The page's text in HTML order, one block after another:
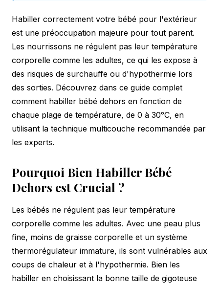
Habiller correctement votre bébé pour l'extérieur
est une préoccupation majeure pour tout parent.
Les nourrissons ne régulent pas leur température
corporelle comme les adultes, ce qui les expose à
des risques de surchauffe ou d'hypothermie lors
des sorties. Découvrez dans ce guide complet
comment habiller bébé dehors en fonction de
chaque plage de température, de 0 à 30°C, en
utilisant la technique multicouche recommandée par
les experts.
Pourquoi Bien Habiller Bébé
Dehors est Crucial ?
Les bébés ne régulent pas leur température
corporelle comme les adultes. Avec une peau plus
fine, moins de graisse corporelle et un système
thermorégulateur immature, ils sont vulnérables aux
coups de chaleur et à l'hypothermie. Bien les
habiller en choisissant la bonne taille de gigoteuse